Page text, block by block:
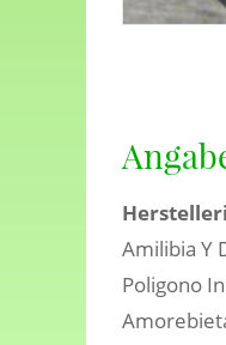
Amilibia Y
Poligono